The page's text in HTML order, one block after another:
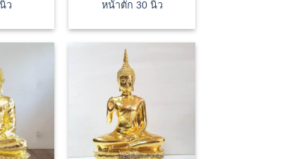
ว
หน้าตัก 30 นิ้ว